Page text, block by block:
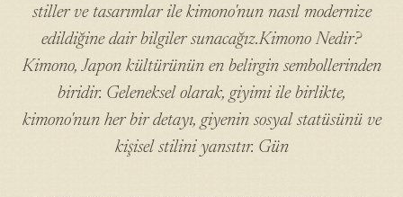
stiller ve tasarımlar ile kimono'nun nasıl modernize
edildiğine dair bilgiler sunacağız.Kimono Nedir?
Kimono, Japon kültürünün en belirgin sembollerinden
biridir. Geleneksel olarak, giyimi ile birlikte,
kimono'nun her bir detayı, giyenin sosyal statüsünü ve
kişisel stilini yansıtır. Gün